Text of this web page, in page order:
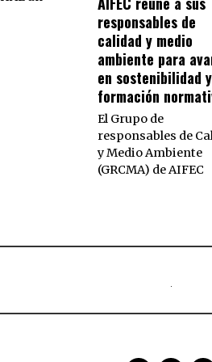
responsables de
calidad y medio
ambiente para
en sostenibilidad y
formación
El Grupo de
responsables de
y Medio Ambiente
(GRCMA) de AIFEC